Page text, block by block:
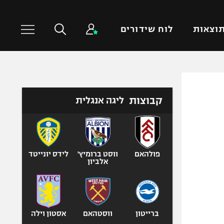
תוצאות לוח שידורים
טניס
כדוריד
כדורעף
שחייה
ג'ודו
אגרוף
ספורט אולימפי
קבוצות ליגה אנגלית
פולהאם
ווסט ברומיץ'
אלביון
לידס יונייטד
ברייטון ווסטהאם אסטון וילה